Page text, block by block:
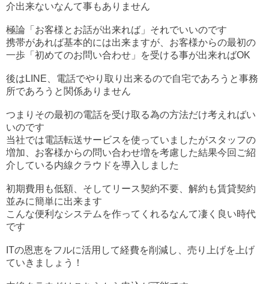
介出来ないなんて事もありません
極論「お客様とお話が出来れば」それでいいのです
携帯があれば基本的には出来ますが、お客様からの最初の
一歩「初めてのお問い合わせ」を受ける事が出来ればOK
後はLINE、電話でやり取り出来るので自宅であろうと事務
所であろうと関係ありません
つまりその最初の電話を受け取る為の方法だけ考えればい
いのです
当社では電話転送サービスを使っていましたがスタッフの
増加、お客様からの問い合わせ増を考慮した結果今回ご紹
介している内線クラウドを導入しました
初期費用も低額、そしてリース契約不要、解約も賃貸契約
並みに簡単に出来ます
こんな便利なシステムを作ってくれるなんて凄く良い時代
です
ITの恩恵をフルに活用して経費を削減し、売り上げを上げ
ていきましょう！